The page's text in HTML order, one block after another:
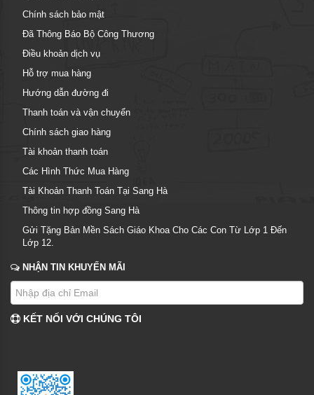
Chính sách bảo mật
Đã Thông Báo Bộ Công Thương
Điều khoản dịch vụ
Hỗ trợ mua hàng
Hướng dẫn đường đi
Thanh toán và vận chuyển
Chính sách giao hàng
Tài khoản thanh toán
Các Hình Thức Mua Hàng
Tài Khoản Thanh Toán Tại Sang Hà
Thông tin hợp đồng Sang Hà
Gửi Tặng Bản Mền Sách Giáo Khoa Cho Các Con Từ Lớp 1 Đến
Lớp 12.
NHẬN TIN KHUYẾN MÃI
KẾT NỐI VỚI CHÚNG TÔI